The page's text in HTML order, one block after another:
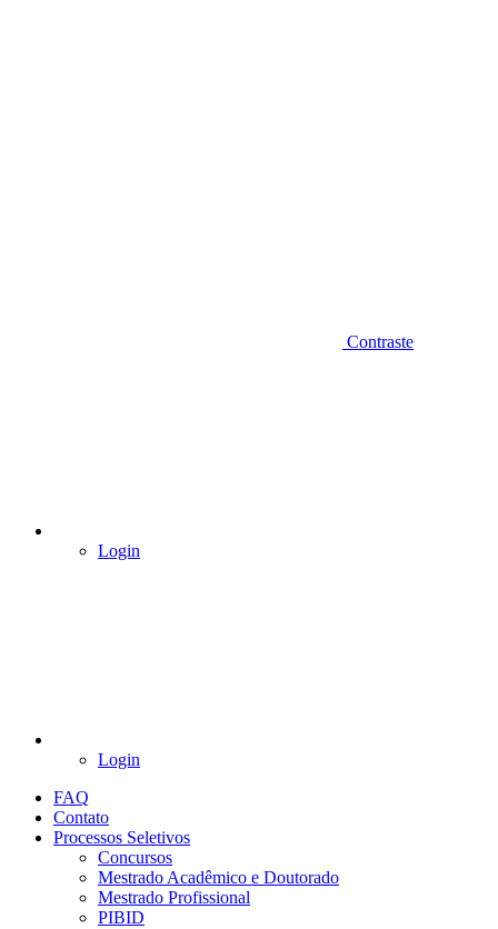
Contraste
Login
Login
FAQ
Contato
Processos Seletivos
Concursos
Mestrado Acadêmico e Doutorado
Mestrado Profissional
PIBID